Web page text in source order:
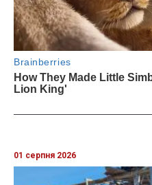
01 серпня 2026